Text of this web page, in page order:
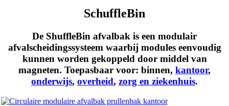
SchuffleBin
De ShuffleBin afvalbak is een modulair
afvalscheidingssysteem waarbij modules eenvoudig
kunnen worden gekoppeld door middel van
magneten. Toepasbaar voor: binnen, kantoor,
onderwijs, overheid, zorg en ziekenhuis.